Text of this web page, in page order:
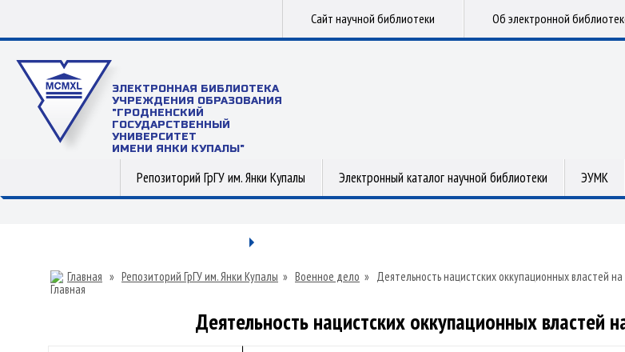
Сайт научной библиотеки Об электронной
ЭЛЕКТРОННАЯ БИБЛИОТЕКА
УЧРЕЖДЕНИЯ ОБРАЗОВАНИЯ
"ГРОДНЕНСКИЙ
ГОСУДАРСТВЕННЫЙ
УНИВЕРСИТЕТ
ИМЕНИ ЯНКИ КУПАЛЫ"
Репозиторий ГрГУ им. Янки Купалы Электронный каталог научной библиотеки ЭУМК
Главная » Репозиторий ГрГУ им. Янки Купалы » Военное дело » Деятельность нацистских оккупационных властей
Деятельность нацистских оккупационных властей